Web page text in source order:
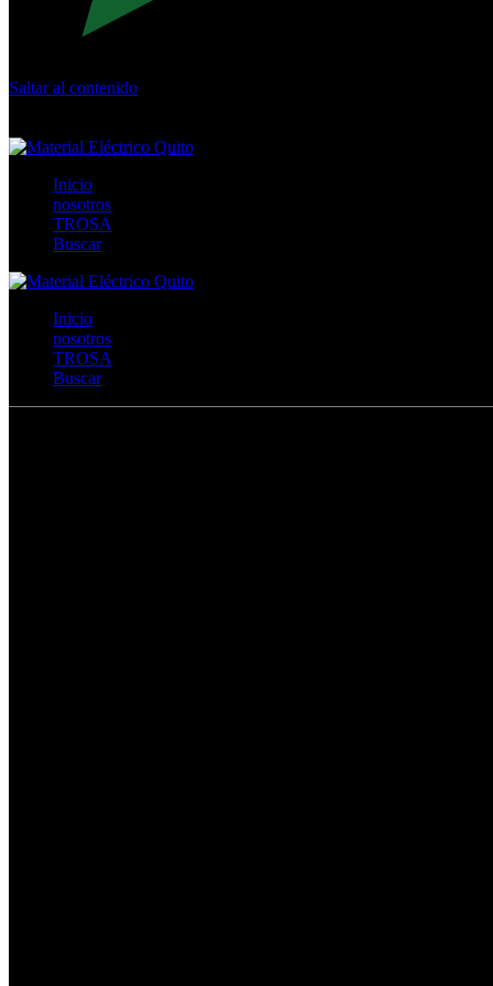
Saltar al contenido
Inicio
nosotros
TROSA
Buscar
Inicio
nosotros
TROSA
Buscar